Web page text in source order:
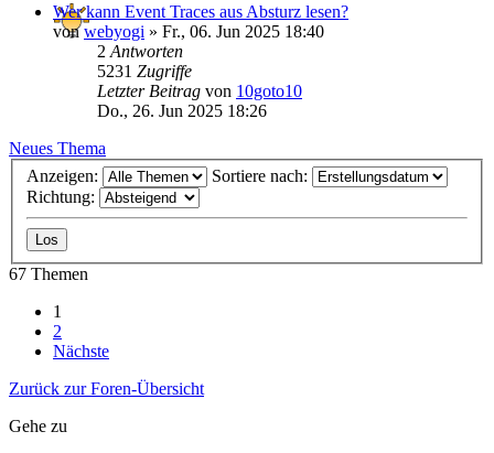
Wer kann Event Traces aus Absturz lesen?
vonwebyogi » Fr., 06. Jun 2025 18:40
2 Antworten
5231 Zugriffe
Letzter Beitrag von 10goto10
Do., 26. Jun 2025 18:26
Neues Thema
Anzeigen:
Sortiere nach:
Richtung:
67 Themen
1
2
Nächste
Zurück zur Foren-Übersicht
Gehe zu